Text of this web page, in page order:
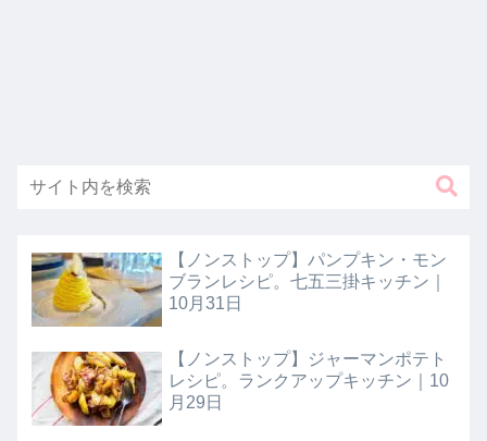
【ノンストップ】パンプキン・モン
ブランレシピ。七五三掛キッチン｜
10月31日
【ノンストップ】ジャーマンポテト
レシピ。ランクアップキッチン｜10
月29日